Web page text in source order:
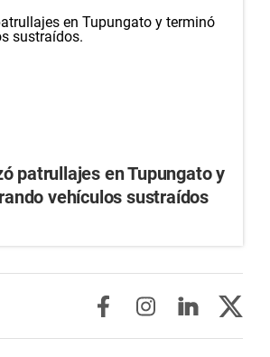
patrullajes en Tupungato y
vehículos sustraídos